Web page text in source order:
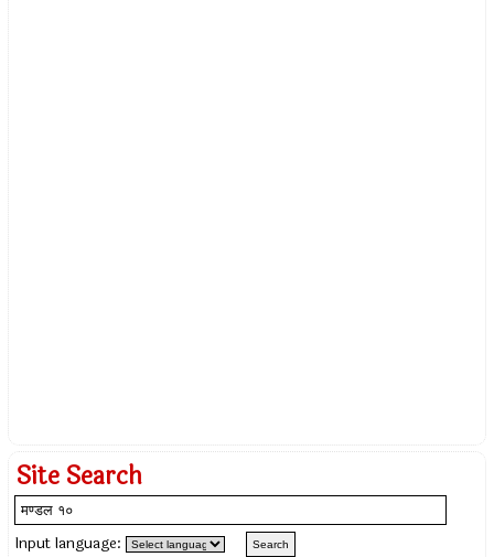
Site Search
Input language: